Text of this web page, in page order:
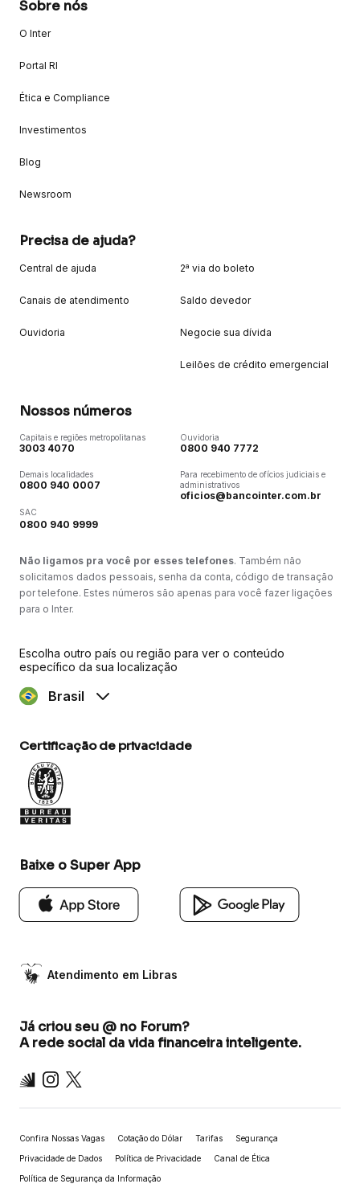
Sobre nós
O Inter
Portal RI
Ética e Compliance
Investimentos
Blog
Newsroom
Precisa de ajuda?
Central de ajuda
Canais de atendimento
Ouvidoria
2ª via do boleto
Saldo devedor
Negocie sua dívida
Leilões de crédito emergencial
Nossos números
Capitais e regiões metropolitanas
3003 4070
Demais localidades
0800 940 0007
SAC
0800 940 9999
Ouvidoria
0800 940 7772
Para recebimento de ofícios judiciais e
administrativos
oficios@bancointer.com.br
Não ligamos pra você por esses telefones. Também não
solicitamos dados pessoais, senha da conta, código de transação
por telefone. Estes números são apenas para você fazer ligações
para o Inter.
Escolha outro país ou região para ver o conteúdo
específico da sua localização
Brasil
Certificação de privacidade
Baixe o Super App
Atendimento em Libras
Já criou seu @ no Forum?
A rede social da vida financeira inteligente.
Inter Instagram
X
Confira Nossas Vagas Cotação do Dólar Tarifas Segurança
Privacidade de Dados Política de Privacidade Canal de Ética
Política de Segurança da Informação